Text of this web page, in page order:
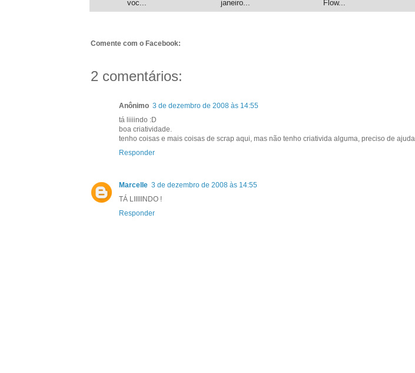
voc...
janeiro...
Flow...
Comente com o Facebook:
2 comentários:
Anônimo 3 de dezembro de 2008 às 14:55
tá liiiindo :D
boa criatividade.
tenho coisas e mais coisas de scrap aqui, mas não tenho criativida alguma, preciso de
Responder
Marcelle 3 de dezembro de 2008 às 14:55
TÁ LIIIIINDO !
Responder